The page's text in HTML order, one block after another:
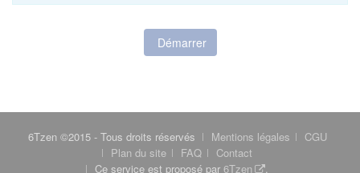
Démarrer
6Tzen ©2015 - Tous droits réservés Mentions légales
CGU
Plan du site
FAQ
Contact
Ce service est proposé par 6Tzen .